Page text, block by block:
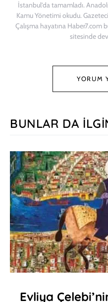
İstanbul’da tamamladı.
Kamu Yönetimi okudu.
Çalışma hayatına
sitesinde
YORUM
BUNLAR DA
Evliya